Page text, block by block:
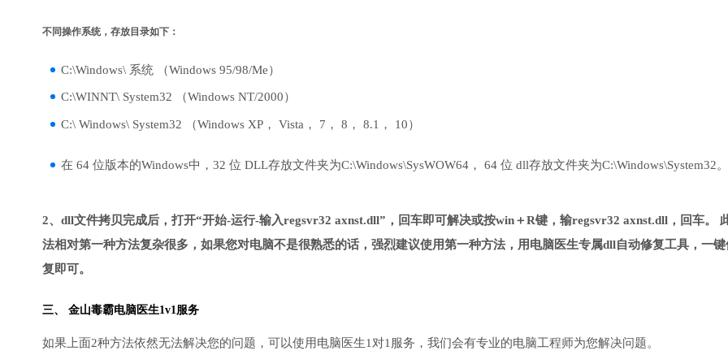
不同操作系统，存放目录如下：
C:\Windows\ 系统 （Windows 95/98/Me）
C:\WINNT\ System32 （Windows NT/2000）
C:\ Windows\ System32 （Windows XP， Vista， 7， 8， 8.1， 10）
在 64 位版本的Windows中，32 位 DLL存放文件夹为C:\Windows\SysWOW64， 64 位 dll存放文件夹为C:\Windows\System32。
2、dll文件拷贝完成后，打开“开始-运行-输入regsvr32 axnst.dll”，回车即可解决或按win＋R键，输regsvr32 axnst.dll，回车。
法相对第一种方法复杂很多，如果您对电脑不是很熟悉的话，强烈建议使用第一种方法，用电脑医生专属dll自动修复工具，一键
复即可。
三、 金山毒霸电脑医生1v1服务
如果上面2种方法依然无法解决您的问题，可以使用电脑医生1对1服务，我们会有专业的电脑工程师为您解决问题。